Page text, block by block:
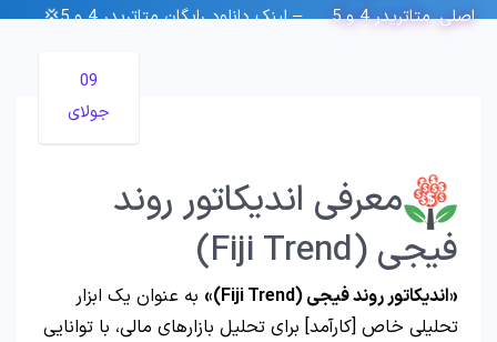
اصلی متاتریدر 4 و 5
– لینک دانلود رایگان متاتریدر 4 و 5💢
09
جولای
معرفی اندیکاتور روند
فیجی (Fiji Trend)
«اندیکاتور روند فیجی (Fiji Trend)»
به عنوان یک ابزار
تحلیلی خاص [کارآمد] برای تحلیل بازارهای مالی، با توانایی